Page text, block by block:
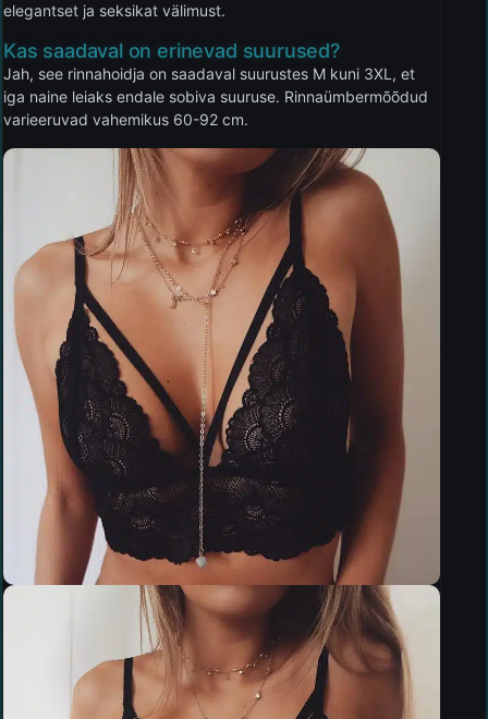
elegantset ja seksikat välimust.
Kas saadaval on erinevad suurused?
Jah, see rinnahoidja on saadaval suurustes M kuni 3XL, et
iga naine leiaks endale sobiva suuruse. Rinnaümbermõõdud
varieeruvad vahemikus 60-92 cm.